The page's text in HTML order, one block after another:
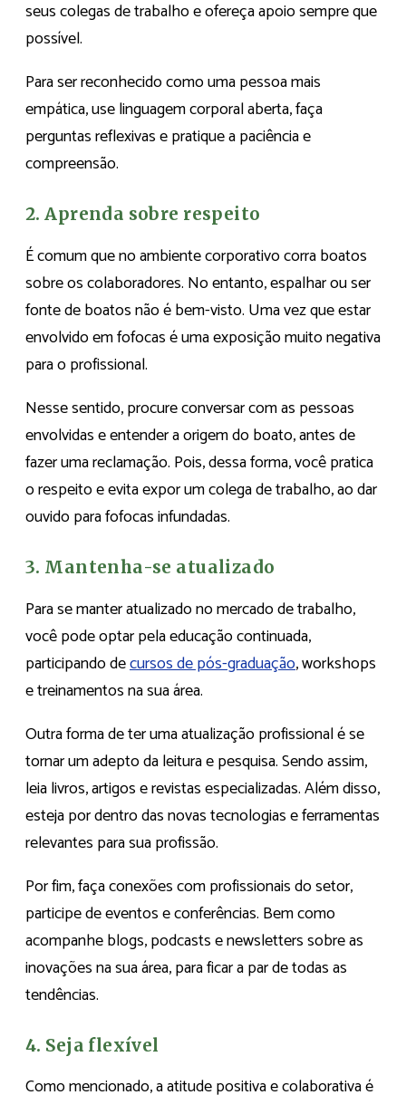
seus colegas de trabalho e ofereça apoio sempre que
possível.
Para ser reconhecido como uma pessoa mais
empática, use linguagem corporal aberta, faça
perguntas reflexivas e pratique a paciência e
compreensão.
2. Aprenda sobre respeito
É comum que no ambiente corporativo corra boatos
sobre os colaboradores. No entanto, espalhar ou ser
fonte de boatos não é bem-visto. Uma vez que estar
envolvido em fofocas é uma exposição muito negativa
para o profissional.
Nesse sentido, procure conversar com as pessoas
envolvidas e entender a origem do boato, antes de
fazer uma reclamação. Pois, dessa forma, você pratica
o respeito e evita expor um colega de trabalho, ao dar
ouvido para fofocas infundadas.
3. Mantenha-se atualizado
Para se manter atualizado no mercado de trabalho,
você pode optar pela educação continuada,
participando decursos de pós-graduação, workshops
e treinamentos na sua área.
Outra forma de ter uma atualização profissional é se
tornar um adepto da leitura e pesquisa. Sendo assim,
leia livros, artigos e revistas especializadas. Além disso,
esteja por dentro das novas tecnologias e ferramentas
relevantes para sua profissão.
Por fim, faça conexões com profissionais do setor,
participe de eventos e conferências. Bem como
acompanhe blogs, podcasts e newsletters sobre as
inovações na sua área, para ficar a par de todas as
tendências.
4. Seja flexível
Como mencionado, a atitude positiva e colaborativa é